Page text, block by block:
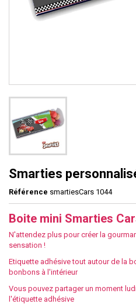
Smarties
Référence smartiesCars 1044
Boite mini Smarties
N'attendez plus pour créer la
sensation !
Etiquette adhésive tout autour de la
bonbons à l'intérieur
Vous pouvez partager un moment
l'étiquette adhésive